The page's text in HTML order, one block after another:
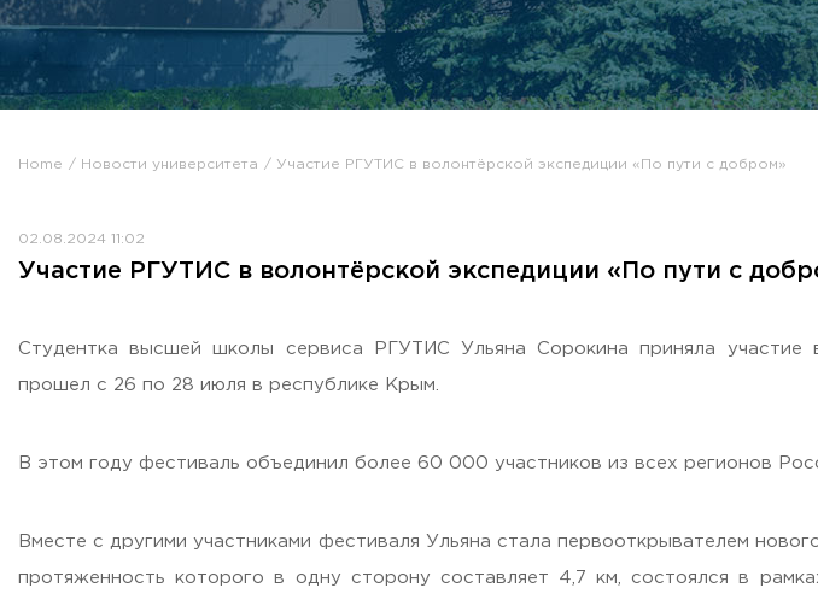
Higher schools / Institutes / Departments
Additional education
Федеральный ресурсный центр
Вакантные места для приема (перевода)
Housing and utilities
Визово-регистрационное сопровождение иностранных граждан
Партнерские проекты
Olympiads
Corporate Identity
Home Новости университета Участие РГУТИС в волонтёрской экспедиции «По пути с добром»
02.08.2024 11:02
Участие РГУТИС в волонтёрской экспедиции «По пути с
Студентка высшей школы сервиса РГУТИС Ульяна Сорокина приняла участие
прошел с 26 по 28 июля в республике Крым.
В этом году фестиваль объединил более 60 000 участников из всех регионов
Вместе с другими участниками фестиваля Ульяна стала первооткрывателем
протяженность которого в одну сторону составляет 4,7 км, состоялся в